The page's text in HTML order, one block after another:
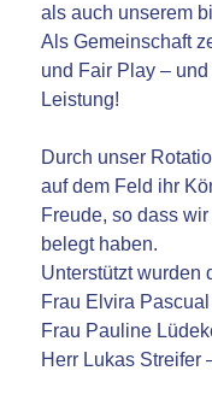
als auch unserem
Als Gemeinschaft
und Fair Play –
Leistung!
Durch unser
auf dem Feld ihr
Freude, so dass
belegt haben.
Unterstützt wurden
Frau Elvira
Frau Pauline
Herr Lukas Streifer